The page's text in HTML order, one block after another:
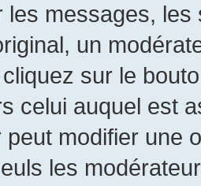
les messages,
un
sur le
celui auquel est
modifier une
les